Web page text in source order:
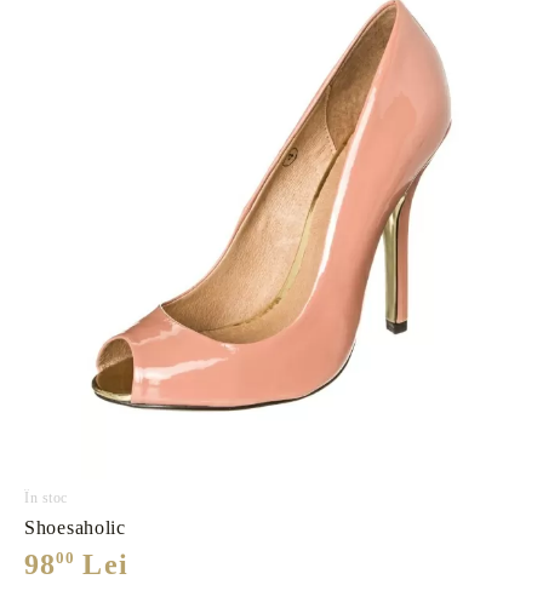
În stoc
Shoesaholic
9800 Lei